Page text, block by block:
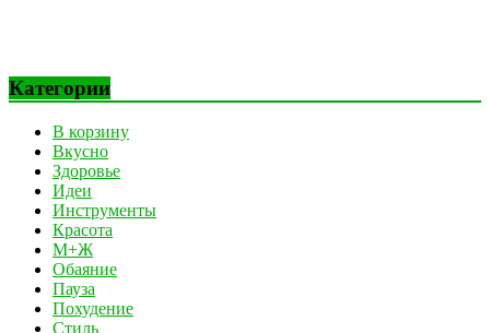
Категории
В корзину
Вкусно
Здоровье
Идеи
Инструменты
Красота
М+Ж
Обаяние
Пауза
Похудение
Стиль